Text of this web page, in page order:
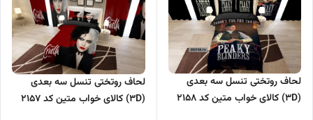
لحاف روتختی تنسل سه بعدی
(3D) کالای خواب متین کد 2158
لحاف روتختی تنسل سه بعدی
(3D) کالای خواب متین کد 2157